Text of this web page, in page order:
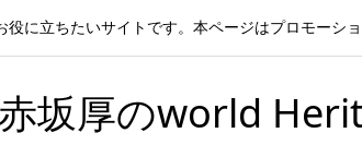
に立ちたいサイトです。本ページはプロモーショ
坂厚のworld